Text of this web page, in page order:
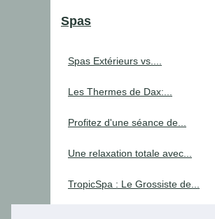
Spas
Spas Extérieurs vs....
Les Thermes de Dax:...
Profitez d'une séance de...
Une relaxation totale avec...
TropicSpa : Le Grossiste de...